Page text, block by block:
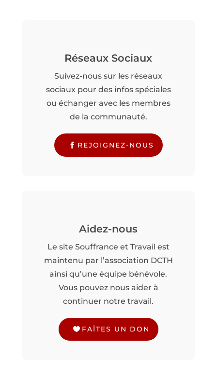
Réseaux Sociaux
Suivez-nous sur les réseaux
sociaux pour des infos spéciales
ou échanger avec les membres
de la communauté.
REJOIGNEZ-NOUS
Aidez-nous
Le site Souffrance et Travail est
maintenu par l’association DCTH
ainsi qu’une équipe bénévole.
Vous pouvez nous aider à
continuer notre travail.
FAÎTES UN DON